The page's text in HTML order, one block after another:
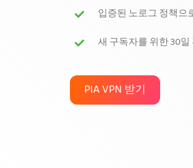
입증된 노로그 정책으
새 구독자를 위한 30
PIA VPN 받기